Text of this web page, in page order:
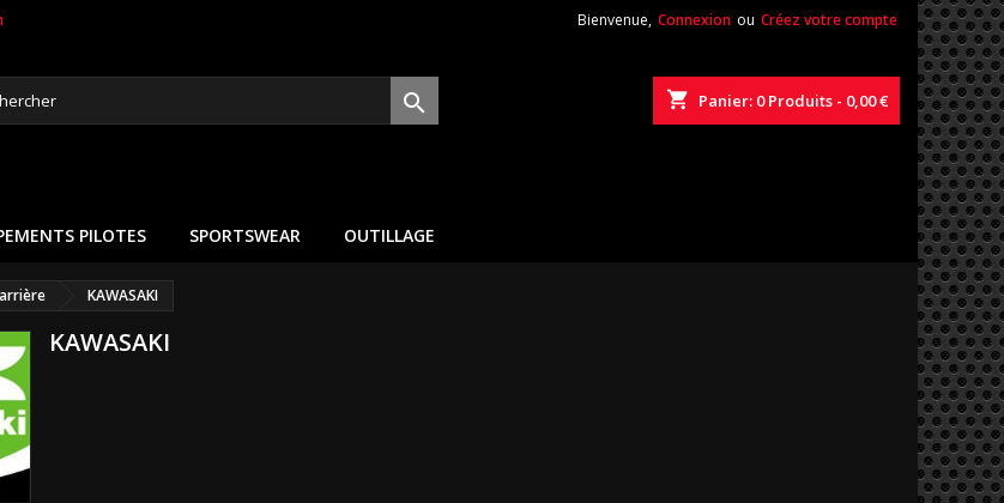
Bienvenue, Connexion ou Créez votre compte
shopping_cart Panier: 0Produits - 0,00 €

PILOTES SPORTSWEAR OUTILLAGE
KAWASAKI
KAWASAKI